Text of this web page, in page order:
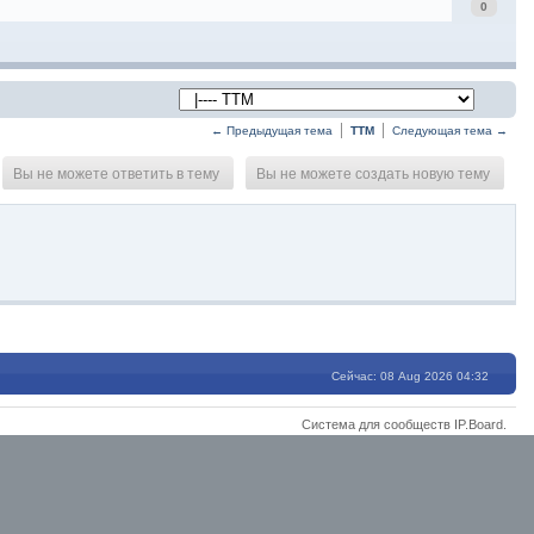
0
← Предыдущая тема TTM Следующая тема →
Вы не можете создать новую тему
Вы не можете ответить в тему
Сейчас: 08 Aug 2026 04:32
Система для сообществ IP.Board